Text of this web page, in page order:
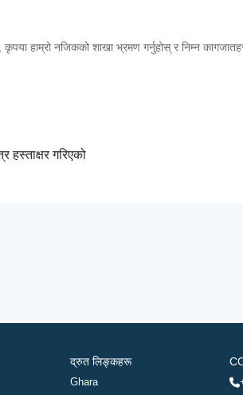
कृपया हाम्रो नजिकको शाखा भ्रमण गर्नुहोस् र निम्न
हस्ताक्षर गरिएको
द्रुत लिङ्कहरू
Ghara